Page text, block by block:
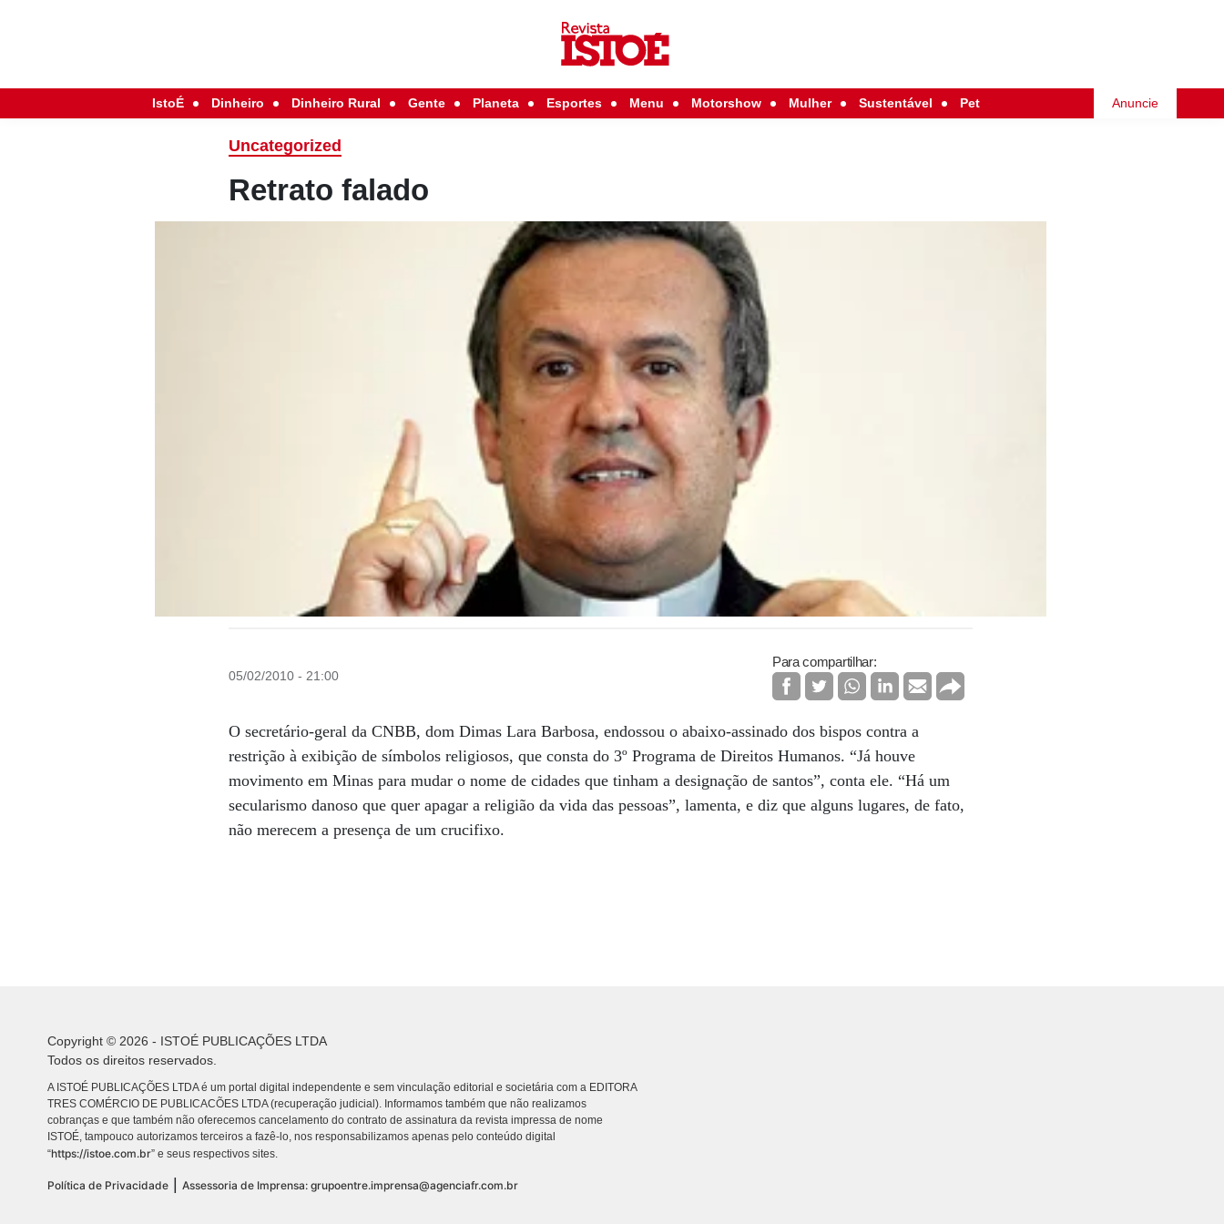
IstoÉ Dinheiro Dinheiro Rural Gente Planeta Esportes Menu Motorshow Mulher Sustentável Pet Anuncie
Uncategorized
Retrato falado
05/02/2010 - 21:00
Para compartilhar:
O secretário-geral da CNBB, dom Dimas Lara Barbosa, endossou o abaixo-assinado dos bispos contra a
restrição à exibição de símbolos religiosos, que consta do 3º Programa de Direitos Humanos. “Já houve
movimento em Minas para mudar o nome de cidades que tinham a designação de santos”, conta ele. “Há um
secularismo danoso que quer apagar a religião da vida das pessoas”, lamenta, e diz que alguns lugares, de fato,
não merecem a presença de um crucifixo.
Copyright © 2026 - ISTOÉ PUBLICAÇÕES LTDA
Todos os direitos reservados.
A ISTOÉ PUBLICAÇÕES LTDA é um portal digital independente e sem vinculação editorial e societária com a EDITORA
TRES COMÉRCIO DE PUBLICACÕES LTDA (recuperação judicial). Informamos também que não realizamos
cobranças e que também não oferecemos cancelamento do contrato de assinatura da revista impressa de nome
ISTOÉ, tampouco autorizamos terceiros a fazê-lo, nos responsabilizamos apenas pelo conteúdo digital
“https://istoe.com.br” e seus respectivos sites.
Política de Privacidade Assessoria de Imprensa: grupoentre.imprensa@agenciafr.com.br